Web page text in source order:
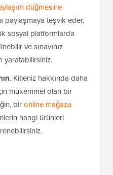
düğmesine
paylaşmaya teşvik eder.
sosyal platformlarda
ve sınavınız
yaratabilirsiniz.
. Kitleniz hakkında daha
mükemmel olan bir
bironline mağaza
hangi ürünleri